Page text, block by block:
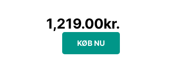
1,219.00kr.
KØB NU